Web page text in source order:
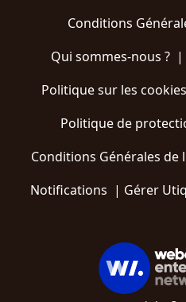
Conditions
Qui sommes-nous ?|
Politique sur les
Politique de
Conditions Générales
Notifications | Gérer Utiq